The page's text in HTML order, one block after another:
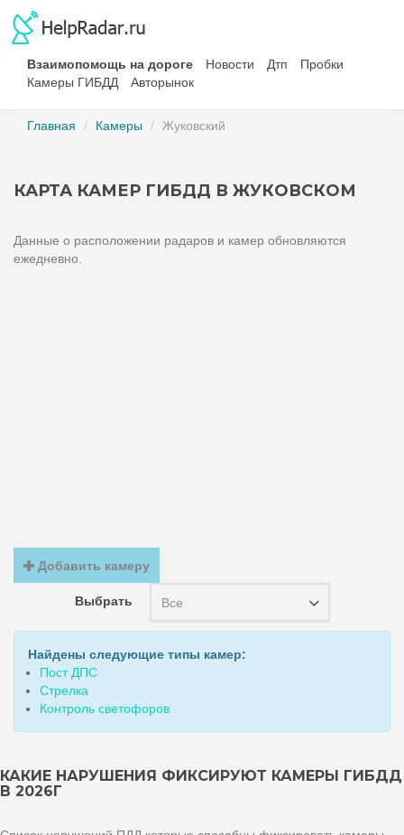
Взаимопомощь на дороге Новости Дтп
Пробки
Камеры ГИБДД
Авторынок
Главная Камеры Жуковский
КАРТА КАМЕР ГИБДД В ЖУКОВСКОМ
Данные о расположении радаров и камер обновляются
ежедневно.
Добавить камеру
Выбрать Все
Найдены следующие типы камер:
Пост ДПС
Стрелка
Контроль светофоров
КАКИЕ НАРУШЕНИЯ ФИКСИРУЮТ КАМЕРЫ ГИБДД
В 2026Г